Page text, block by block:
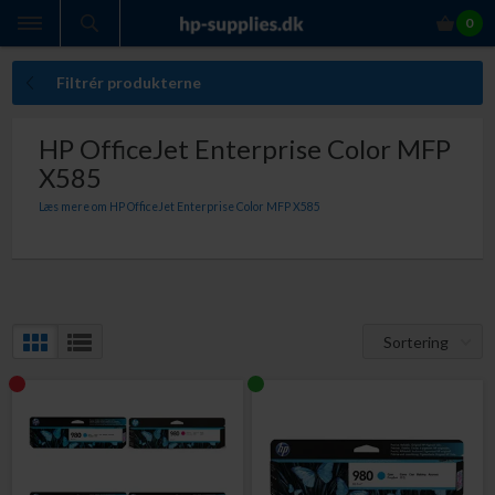
0
Filtrér produkterne
HP OfficeJet Enterprise Color MFP
X585
Læs mere om HP OfficeJet Enterprise Color MFP X585
At din printer ikke bliver beskadiget af patroner, der lækker blæk
Sortering